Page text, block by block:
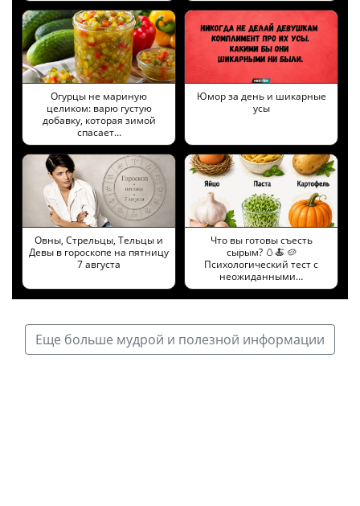
Огурцы не мариную
целиком: варю густую
добавку, которая зимой
спасает…
Юмор за день и шикарные
усы
Овны, Стрельцы, Тельцы и
Девы в гороскопе на пятницу
7 августа
Что вы готовы съесть
сырым? 🥚🍝 🥔
Психологический тест с
неожиданными…
Еще больше мудрой и полезной информации